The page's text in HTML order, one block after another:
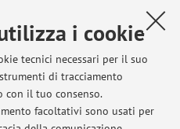
i cookie
tecnici necessari per il suo
di tracciamento
il tuo consenso.
facoltativi sono usati per
Cesari, Cristiana; Ferri,
Tiziana; Merighi,
Rita
carbene complexes and their
modifier in cross linked
ACTA», 2021, 519,
- 7 [articolo] Open Access